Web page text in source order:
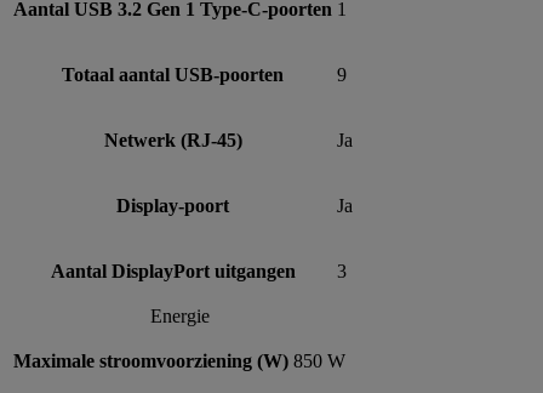
Aantal USB 3.2 Gen 1 Type-C-poorten 1
Totaal aantal USB-poorten 9
Netwerk (RJ-45) Ja
Display-poort Ja
Aantal DisplayPort uitgangen 3
Energie
Maximale stroomvoorziening (W) 850 W